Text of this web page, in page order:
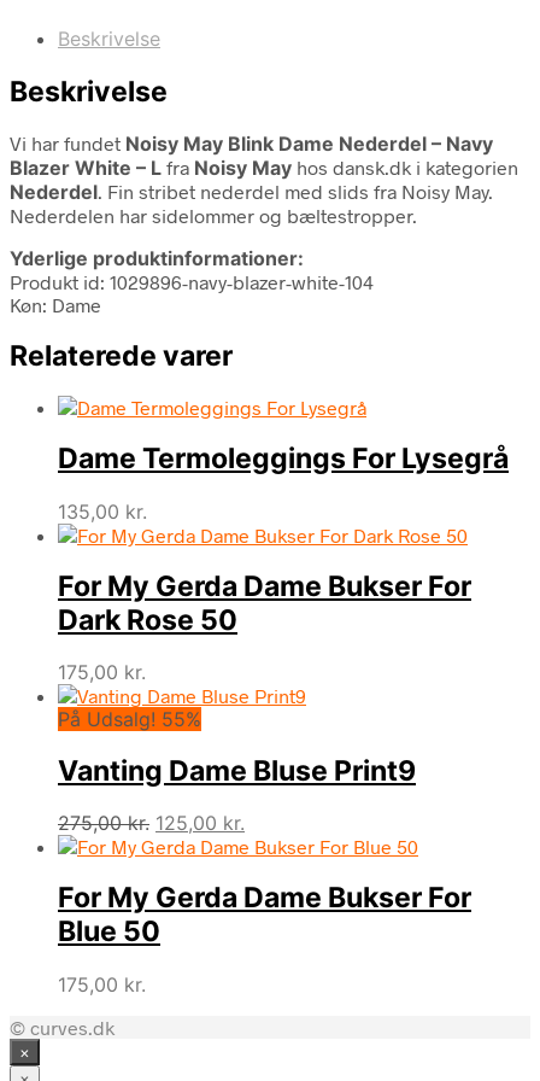
Beskrivelse
Beskrivelse
Vi har fundet Noisy May Blink Dame Nederdel – Navy
Blazer White – L fra Noisy May hos dansk.dk i kategorien
Nederdel. Fin stribet nederdel med slids fra Noisy May.
Nederdelen har sidelommer og bæltestropper.
Yderlige produktinformationer:
Produkt id: 1029896-navy-blazer-white-104
Køn: Dame
Relaterede varer
Dame Termoleggings For Lysegrå
135,00 kr.
For My Gerda Dame Bukser For
Dark Rose 50
175,00 kr.
På Udsalg! 55%
Vanting Dame Bluse Print9
275,00kr. Den
oprindelige
var:
275,00 kr..
125,00 kr.
aktuelle
er:
125,00 kr..
For My Gerda Dame Bukser For
Blue 50
175,00 kr.
© curves.dk
×